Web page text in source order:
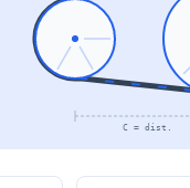
C = dist.